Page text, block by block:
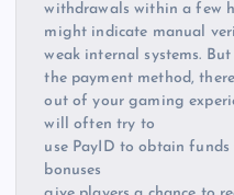
withdrawals within a few
might indicate manual
weak internal systems.
the payment method,
out of your gaming
will often try to
use PayID to obtain
bonuses